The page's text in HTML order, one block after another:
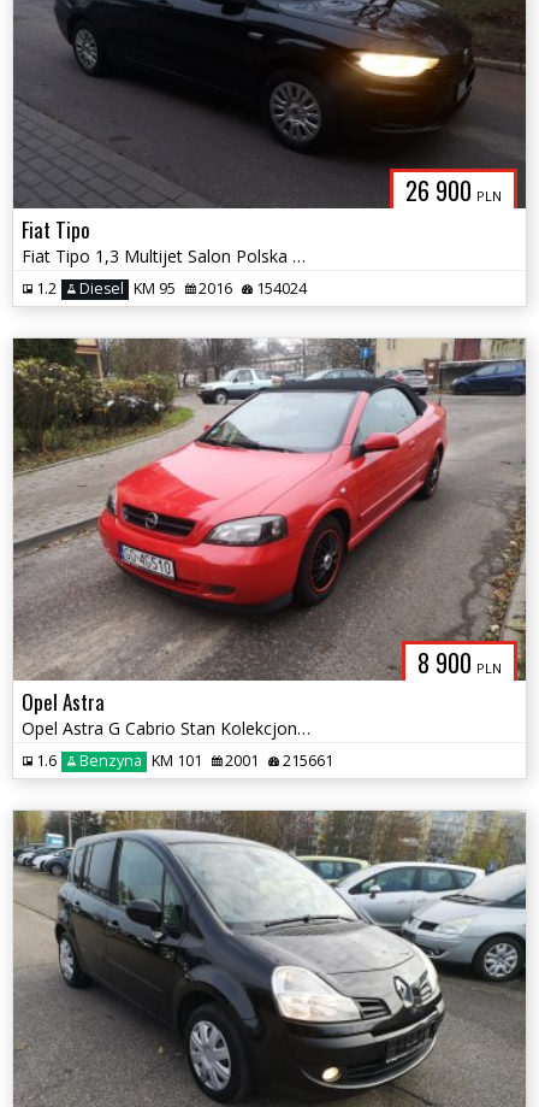
26 900 PLN
Fiat Tipo
Fiat Tipo 1,3 Multijet Salon Polska Zamiana
1.2 Diesel KM 95 2016 154024
8 900 PLN
Opel Astra
Opel Astra G Cabrio Stan Kolekcjonerski Zamiana
1.6 Benzyna KM 101 2001 215661